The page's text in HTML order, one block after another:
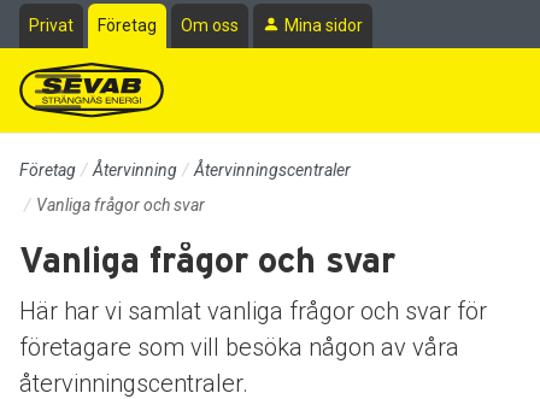
Till sidans huvudinnehåll
Privat Företag Om oss Mina sidor
Företag Återvinning
Återvinningscentraler
Vanliga frågor och svar
Vanliga frågor och svar
Här har vi samlat vanliga frågor och svar för
företagare som vill besöka någon av våra
återvinningscentraler.